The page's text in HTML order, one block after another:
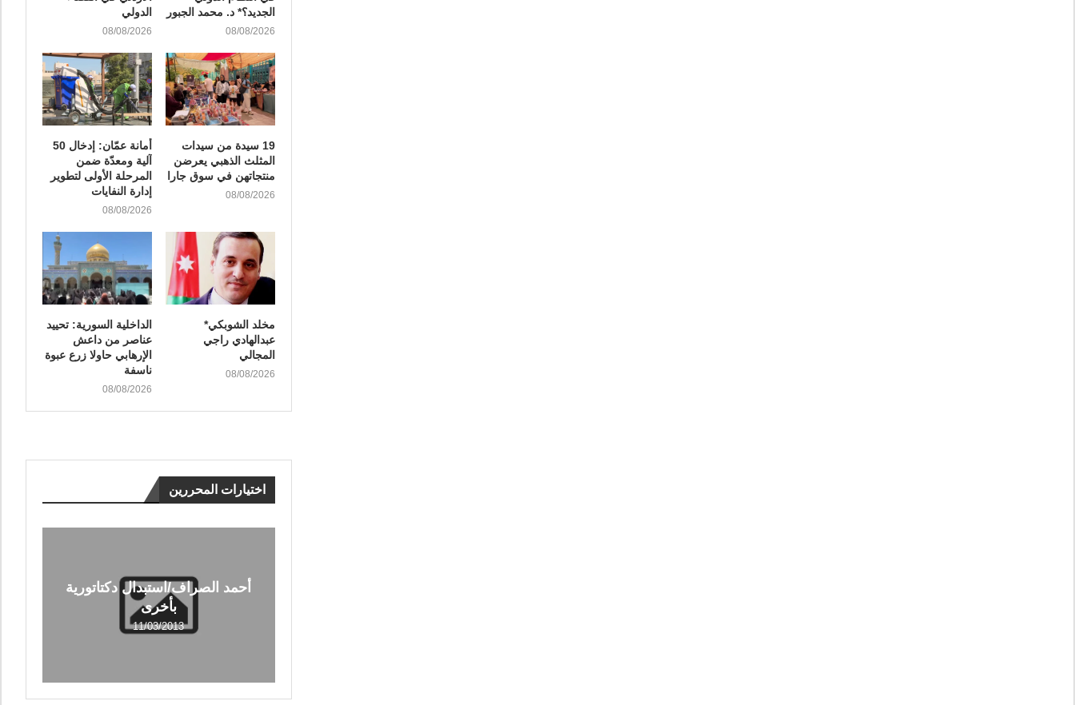
الجديد؟* د. محمد الجبور
08/08/2026
الدولي
08/08/2026
19 سيدة من سيدات
المثلث الذهبي يعرضن
منتجاتهن في سوق جارا
08/08/2026
أمانة عمّان: إدخال 50
آلية ومعدّة ضمن
المرحلة الأولى لتطوير
إدارة النفايات
08/08/2026
مخلد الشوبكي*
عبدالهادي راجي
المجالي
08/08/2026
الداخلية السورية: تحييد
عناصر من داعش
الإرهابي حاولا زرع عبوة
ناسفة
08/08/2026
اختيارات المحررين
أحمد الصراف/استبدال دكتاتورية
بأخرى
11/03/2013